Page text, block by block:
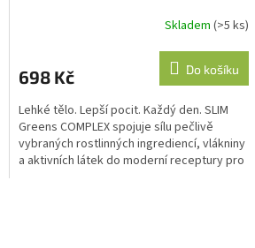
Skladem (>5 ks)
698 Kč Do košíku
Lehké tělo. Lepší pocit. Každý den. SLIM
Greens COMPLEX spojuje sílu pečlivě
vybraných rostlinných ingrediencí, vlákniny
a aktivních látek do moderní receptury pro